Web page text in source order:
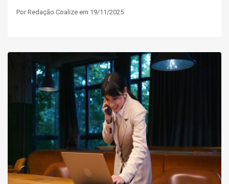
Por Redação Coalize em 19/11/2025